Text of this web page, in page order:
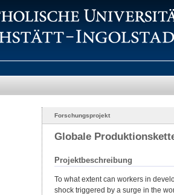
Forschungsprojekt
Globale
Projektbeschreibung
To what extent can workers in
shock triggered by a surge in the